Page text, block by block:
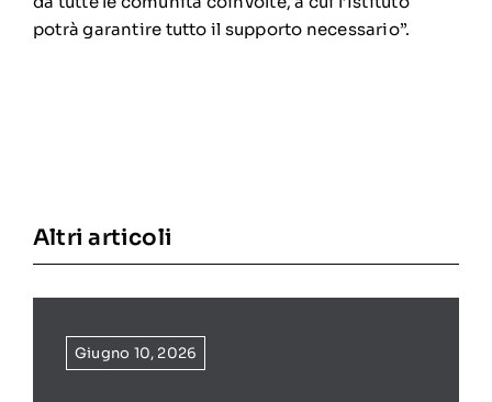
potrà garantire tutto il supporto necessario”.
Altri articoli
Giugno 10, 2026